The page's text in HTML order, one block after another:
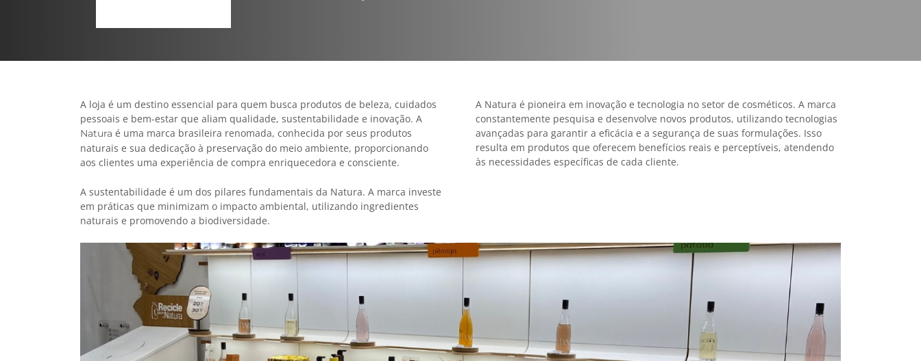
A loja é um destino essencial para quem busca produtos de beleza, cuidados
pessoais e bem-estar que aliam qualidade, sustentabilidade e inovação. A
Natura é uma marca brasileira renomada, conhecida por seus produtos
naturais e sua dedicação à preservação do meio ambiente, proporcionando
aos clientes uma experiência de compra enriquecedora e consciente.
A Natura é pioneira em inovação e tecnologia no setor de cosméticos. A marca
constantemente pesquisa e desenvolve novos produtos, utilizando tecnologias
avançadas para garantir a eficácia e a segurança de suas formulações. Isso
resulta em produtos que oferecem benefícios reais e perceptíveis, atendendo
às necessidades específicas de cada cliente.
A sustentabilidade é um dos pilares fundamentais da Natura. A marca investe
em práticas que minimizam o impacto ambiental, utilizando ingredientes
naturais e promovendo a biodiversidade.